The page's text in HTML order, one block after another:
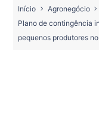
Início
Agronegócio
Plano de contingência
pequenos produtores